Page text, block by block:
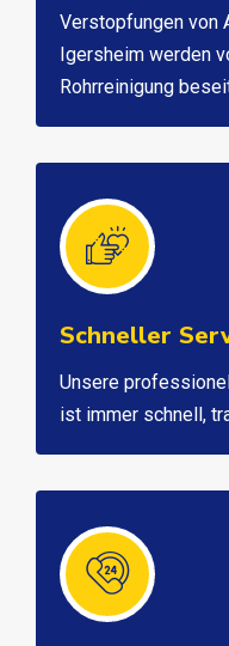
Verstopfungen von
Igersheim werden
Rohrreinigung
Schneller
Unsere
ist immer schnell,